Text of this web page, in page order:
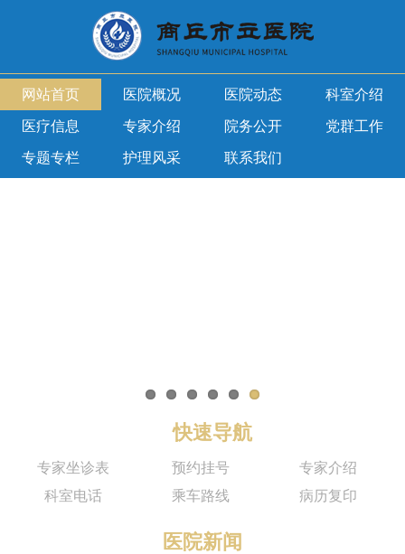
网站首页 医院概况 医院动态 科室介绍
医疗信息 专家介绍 院务公开 党群工作
专题专栏 护理风采 联系我们
快速导航
专家坐诊表 预约挂号
专家介绍
科室电话
乘车路线 病历复印
医院新闻